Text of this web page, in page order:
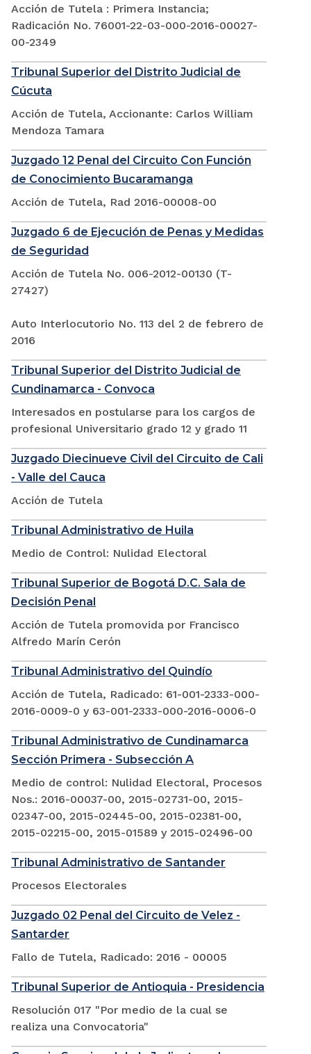
Acción de Tutela : Primera Instancia;
Radicación No. 76001-22-03-000-2016-00027-
00-2349
Tribunal Superior del Distrito Judicial de
Cúcuta
Acción de Tutela, Accionante: Carlos William
Mendoza Tamara
Juzgado 12 Penal del Circuito Con Función
de Conocimiento Bucaramanga
Acción de Tutela, Rad 2016-00008-00
Juzgado 6 de Ejecución de Penas y Medidas
de Seguridad
Acción de Tutela No. 006-2012-00130 (T-
27427)
Auto Interlocutorio No. 113 del 2 de febrero de
2016
Tribunal Superior del Distrito Judicial de
Cundinamarca - Convoca
Interesados en postularse para los cargos de
profesional Universitario grado 12 y grado 11
Juzgado Diecinueve Civil del Circuito de Cali
- Valle del Cauca
Acción de Tutela
Tribunal Administrativo de Huila
Medio de Control: Nulidad Electoral
Tribunal Superior de Bogotá D.C. Sala de
Decisión Penal
Acción de Tutela promovida por Francisco
Alfredo Marín Cerón
Tribunal Administrativo del Quindío
Acción de Tutela, Radicado: 61-001-2333-000-
2016-0009-0 y 63-001-2333-000-2016-0006-0
Tribunal Administrativo de Cundinamarca
Sección Primera - Subsección A
Medio de control: Nulidad Electoral, Procesos
Nos.: 2016-00037-00, 2015-02731-00, 2015-
02347-00, 2015-02445-00, 2015-02381-00,
2015-02215-00, 2015-01589 y 2015-02496-00
Tribunal Administrativo de Santander
Procesos Electorales
Juzgado 02 Penal del Circuito de Velez -
Santarder
Fallo de Tutela, Radicado: 2016 - 00005
Tribunal Superior de Antioquia - Presidencia
Resolución 017 "Por medio de la cual se
realiza una Convocatoria"